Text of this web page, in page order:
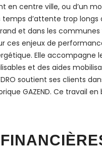
en centre ville, ou d’un
temps d’attente trop longs
et dans les communes
ces enjeux de
Elle accompagne
et des aides
soutient ses clients
GAZEND. Ce travail